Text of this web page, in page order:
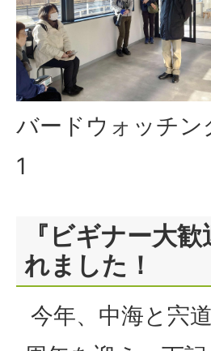
バードウォッチン
1
『ビギナー大
れました！
今年、中海と宍